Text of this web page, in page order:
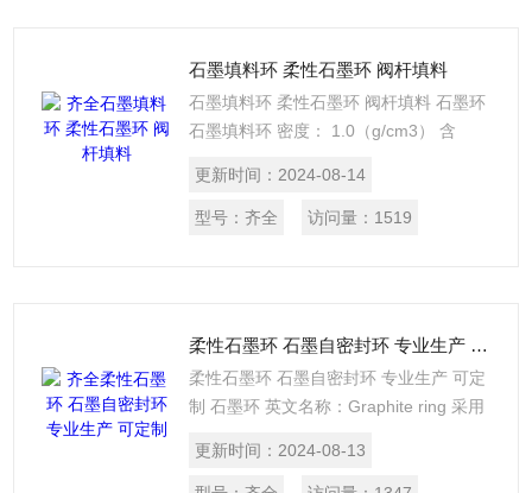
石墨填料环 柔性石墨环 阀杆填料
石墨填料环 柔性石墨环 阀杆填料 石墨环
石墨填料环 密度： 1.0（g/cm3） 含
304，316 石墨 标准：国标，非标等 规
格：DN15-1000 品牌：金茂密封 我公司
更新时间： 2024-08-14
型号： 齐全 访问量： 1519
柔性石墨环 石墨自密封环 专业生产 可定制
柔性石墨环 石墨自密封环 专业生产 可定
制 石墨环 英文名称：Graphite ring 采用
制成不同尺寸的环状产品。 适应于热水、
更新时间： 2024-08-13